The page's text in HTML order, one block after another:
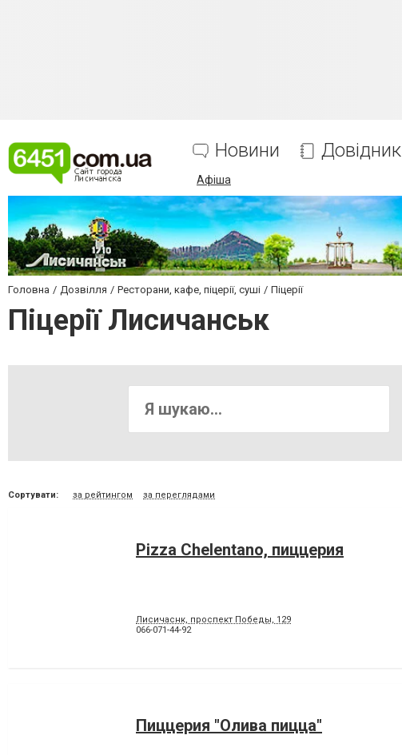
Новини Довідник
Афіша
Головна Дозвілля Ресторани, кафе, піцерії, суші Піцерії
Піцерії Лисичанськ
Сортувати: за рейтингом за переглядами
Pizza Chelentano, пиццерия
Лисичаснк, проспект Победы, 129
066-071-44-92
Пиццерия "Олива пицца"